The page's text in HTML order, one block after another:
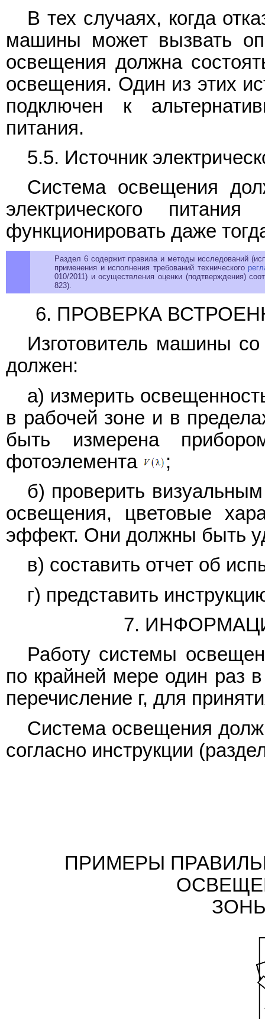
В тех случаях, когда
машины может вызвать
освещения должна
освещения. Один из этих
подключен к
питания.
5.5. Источник
Система освещения
электрического
функционировать даже
Раздел 6 содержит правила и методы исследований
применения и исполнения требований технического
010/2011) и осуществления оценки (подтверждения)
823).
6. ПРОВЕРКА
Изготовитель машины
должен:
а) измерить
в рабочей зоне и в
быть измерена
фотоэлемента
;
б) проверить
освещения, цветовые
эффект. Они должны быть
в) составить отчет об
г) представить
7.
Работу системы
по крайней мере один раз
перечисление г, для
Система освещения
согласно инструкции
ПРИМЕРЫ